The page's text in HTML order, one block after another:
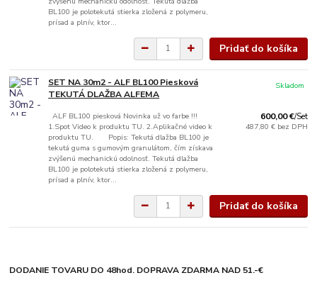
BL100 je polotekutá stierka zložená z polymeru,
prísad a plnív, ktor...
Pridať do košíka
SET NA 30m2 - ALF BL100 Piesková
TEKUTÁ DLAŽBA ALFEMA
ALF BL100 piesková Novinka už vo farbe !!!
1.Spot Video k produktu TU. 2.Aplikačné video k
produktu TU. Popis: Tekutá dlažba BL100 je
tekutá guma s gumovým granulátom, čím získava
zvýšenú mechanickú odolnosť. Tekutá dlažba
BL100 je polotekutá stierka zložená z polymeru,
prísad a plnív, ktor...
600,00 €/Set
487,80 € bez DPH
Skladom
Pridať do košíka
DODANIE TOVARU DO 48hod. DOPRAVA ZDARMA NAD 51.-€